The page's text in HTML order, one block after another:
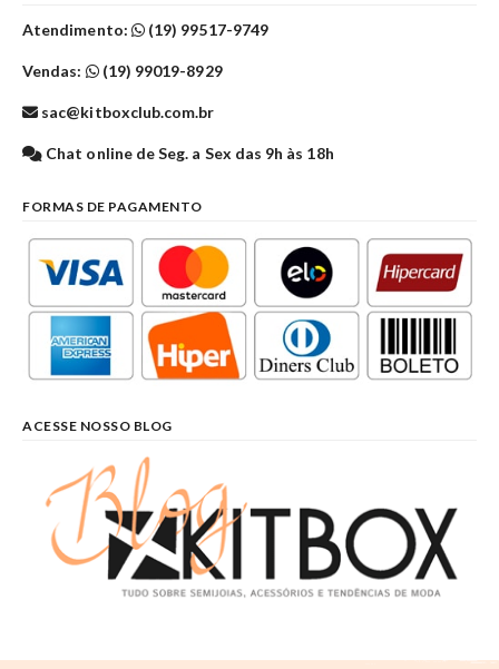
Atendimento: (19) 99517-9749
Vendas: (19) 99019-8929
sac@kitboxclub.com.br
Chat online de Seg. a Sex das 9h às 18h
FORMAS DE PAGAMENTO
ACESSE NOSSO BLOG